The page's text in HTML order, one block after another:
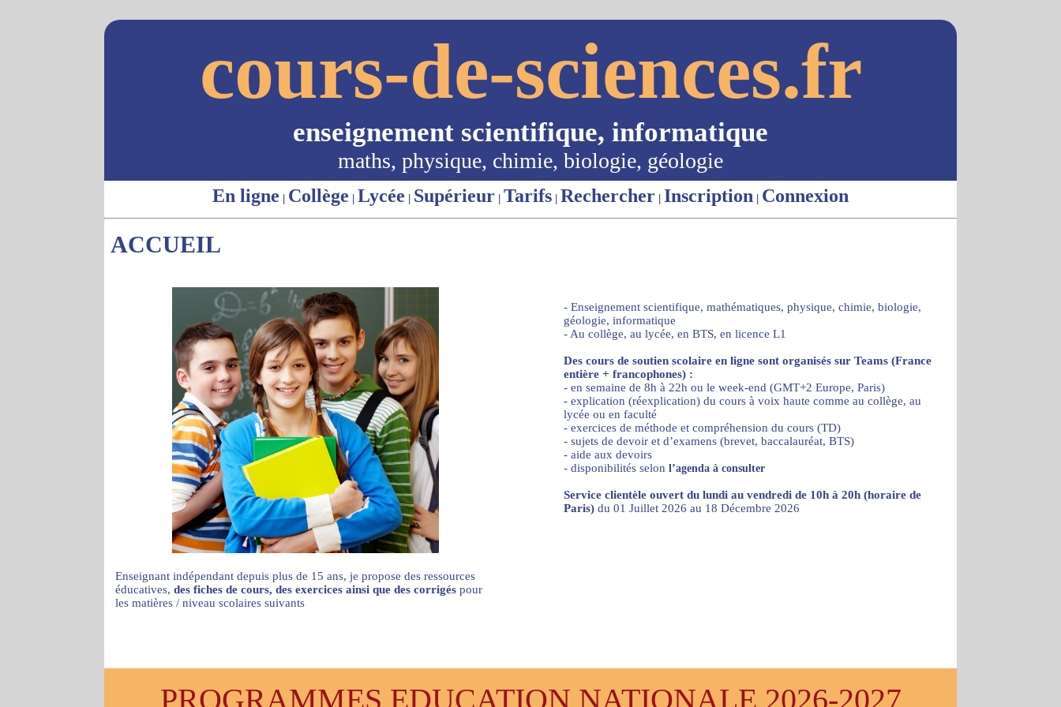
cours-de-sciences.fr
enseignement scientifique, informatique
maths, physique, chimie, biologie, géologie
En ligne | Collège | Lycée | Supérieur | Tarifs | Rechercher | Inscription | Connexion
ACCUEIL
Enseignant indépendant depuis plus de 15 ans, je propose des ressources
éducatives, des fiches de cours, des exercices ainsi que des corrigés pour
les matières / niveau scolaires suivants
- Enseignement scientifique, mathématiques, physique, chimie, biologie,
géologie, informatique
- Au collège, au lycée, en BTS, en licence L1
Des cours de soutien scolaire en ligne sont organisés sur Teams (France
entière + francophones) :
- en semaine de 8h à 22h ou le week-end (GMT+2 Europe, Paris)
- explication (réexplication) du cours à voix haute comme au collège, au
lycée ou en faculté
- exercices de méthode et compréhension du cours (TD)
- sujets de devoir et d’examens (brevet, baccalauréat, BTS)
- aide aux devoirs
- disponibilités selon l’agenda à consulter
Service clientèle ouvert du lundi au vendredi de 10h à 20h (horaire de
Paris) du 01 Juillet 2026 au 18 Décembre 2026
PROGRAMMES EDUCATION NATIONALE 2026-2027